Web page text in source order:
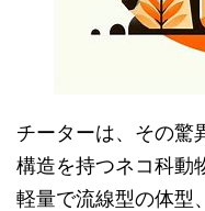
チーターは、その驚
構造を持つネコ科動
軽量で流線型の体型